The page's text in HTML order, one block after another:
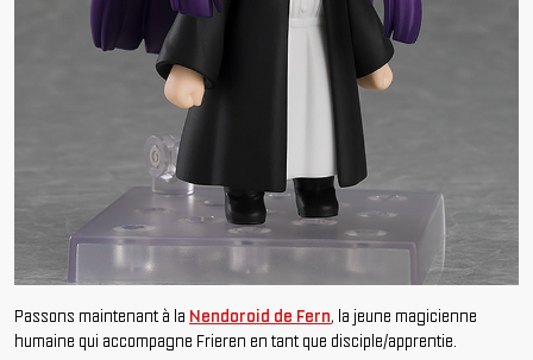
Passons maintenant à la Nendoroid de Fern, la jeune magicienne
humaine qui accompagne Frieren en tant que disciple/apprentie.